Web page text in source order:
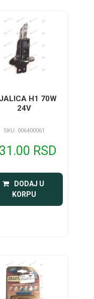
H1 70W
24V
SKU: 006400061
RSD
DODAJ U
KORPU